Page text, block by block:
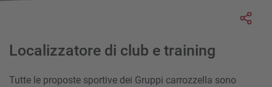
Localizzatore di club e training
Tutte le proposte sportive dei Gruppi carrozzella sono